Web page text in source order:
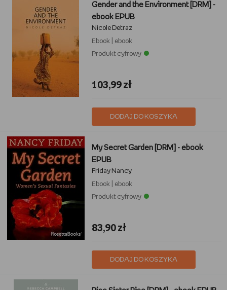
Gender and the Environment [DRM] -
ebook EPUB
Nicole Detraz
Ebook
ebook
Produkt cyfrowy
103,99 zł
DODAJ DO KOSZYKA
My Secret Garden [DRM] - ebook
EPUB
Friday Nancy
Ebook
ebook
Produkt cyfrowy
83,90 zł
DODAJ DO KOSZYKA